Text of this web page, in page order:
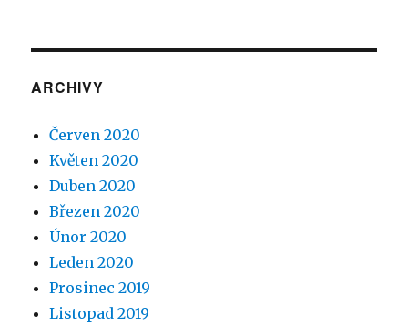
ARCHIVY
Červen 2020
Květen 2020
Duben 2020
Březen 2020
Únor 2020
Leden 2020
Prosinec 2019
Listopad 2019